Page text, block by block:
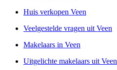
Huis verkopen Veen
Veelgestelde vragen uit Veen
Makelaars in Veen
Uitgelichte makelaars uit Veen